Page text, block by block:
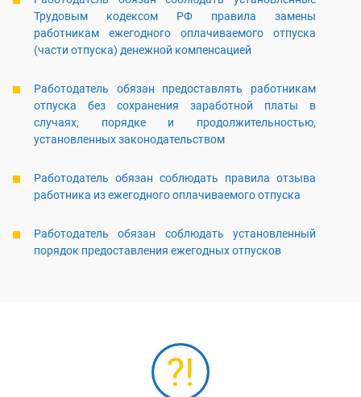
Трудовым кодексом РФ правила замены
работникам ежегодного оплачиваемого отпуска
(части отпуска) денежной компенсацией
Работодатель обязан предоставлять работникам
отпуска без сохранения заработной платы в
случаях, порядке и продолжительностью,
установленных законодательством
Работодатель обязан соблюдать правила отзыва
работника из ежегодного оплачиваемого отпуска
Работодатель обязан соблюдать установленный
порядок предоставления ежегодных отпусков